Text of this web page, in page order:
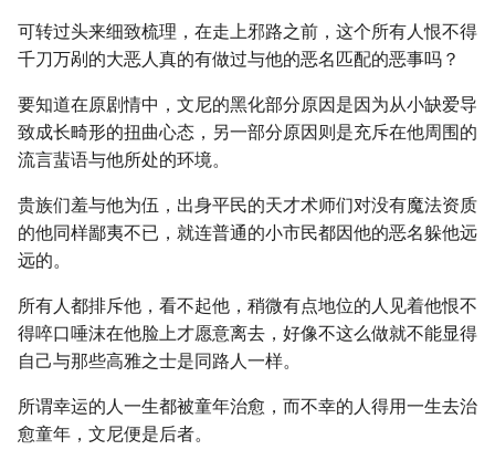
可转过头来细致梳理，在走上邪路之前，这个所有人恨不得
千刀万剐的大恶人真的有做过与他的恶名匹配的恶事吗？
要知道在原剧情中，文尼的黑化部分原因是因为从小缺爱导
致成长畸形的扭曲心态，另一部分原因则是充斥在他周围的
流言蜚语与他所处的环境。
贵族们羞与他为伍，出身平民的天才术师们对没有魔法资质
的他同样鄙夷不已，就连普通的小市民都因他的恶名躲他远
远的。
所有人都排斥他，看不起他，稍微有点地位的人见着他恨不
得啐口唾沫在他脸上才愿意离去，好像不这么做就不能显得
自己与那些高雅之士是同路人一样。
所谓幸运的人一生都被童年治愈，而不幸的人得用一生去治
愈童年，文尼便是后者。